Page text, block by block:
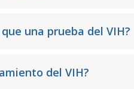
una prueba del VIH?
del VIH?